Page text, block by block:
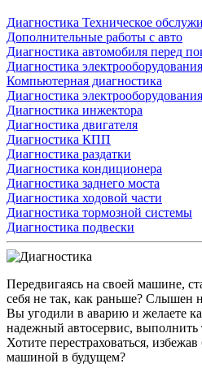
Диагностика Техническое
Дополнительные работы с авто
Диагностика автомобиля перед
Диагностика электрооборудования
Компьютерная диагностика
Диагностика электрооборудования
Диагностика инжектора
Диагностика двигателя
Диагностика КПП
Диагностика раздатки
Диагностика кондиционера
Диагностика заднего моста
Диагностика ходовой части
Диагностика тормозной системы
Диагностика подвески
Передвигаясь на своей машине,
себя не так, как раньше? Слышен
Вы угодили в аварию и желаете
надежный автосервис,
Хотите перестраховаться,
машиной в будущем?